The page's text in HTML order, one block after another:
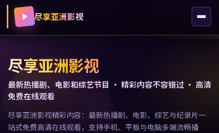
尽享亚洲影视
尽享亚洲影视
最新热播剧、电影和综艺节目 · 精彩内容不容错过 · 高清
免费在线观看
尽享亚洲影视精彩内容：最新热播剧、电影、综艺与纪录片一
站式免费高清在线观看，支持手机、平板与电脑多端流畅播